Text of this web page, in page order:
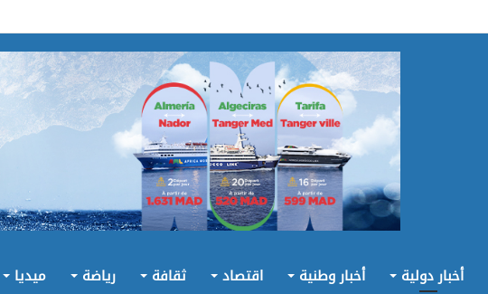
أخبار دولية أخبار وطنية اقتصاد ثقافة رياضة ميديا